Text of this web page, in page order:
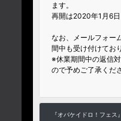
ます。
再開は2020年1月6日
なお、メールフォー
間中も受け付けてお
※休業期間中の返信
ので予めご了承くだ
『オバケイドロ！フェス